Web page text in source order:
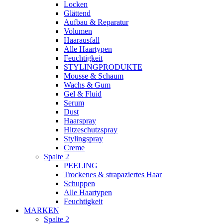
Locken
Glättend
Aufbau & Reparatur
Volumen
Haarausfall
Alle Haartypen
Feuchtigkeit
STYLINGPRODUKTE
Mousse & Schaum
Wachs & Gum
Gel & Fluid
Serum
Dust
Haarspray
Hitzeschutzspray
Stylingspray
Creme
Spalte 2
PEELING
Trockenes & strapaziertes Haar
Schuppen
Alle Haartypen
Feuchtigkeit
MARKEN
Spalte 2